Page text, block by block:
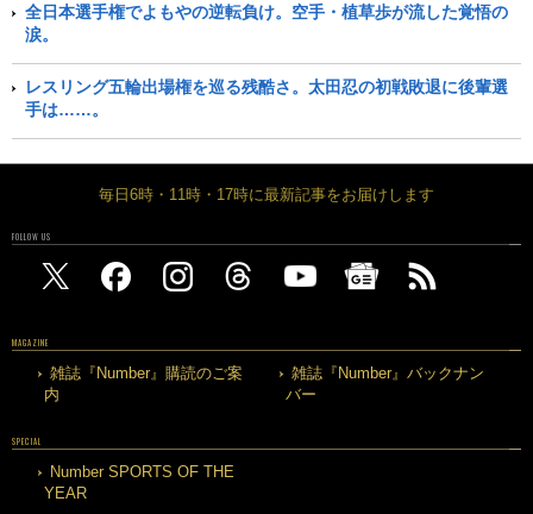
全日本選手権でよもやの逆転負け。空手・植草歩が流した覚悟の
涙。
レスリング五輪出場権を巡る残酷さ。太田忍の初戦敗退に後輩選
手は……。
毎日6時・11時・17時に最新記事をお届けします
FOLLOW US
MAGAZINE
雑誌『Number』購読のご案
内
雑誌『Number』バックナン
バー
SPECIAL
Number SPORTS OF THE
YEAR